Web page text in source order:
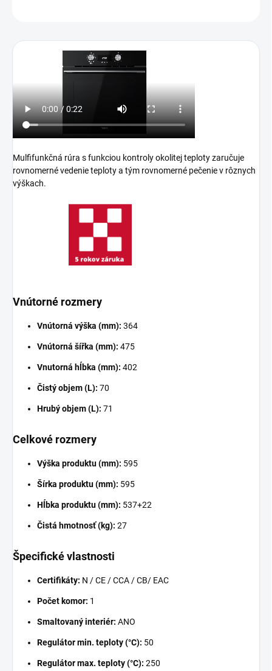
Mulfifunkčná rúra s funkciou kontroly okolitej teploty zaručuje
rovnomerné vedenie teploty a tým rovnomerné pečenie v rôznych
výškach.
Vnútorné rozmery
Vnútorná výška (mm): 364
Vnútorná šířka (mm): 475
Vnutorná hĺbka (mm): 402
Čistý objem (L): 70
Hrubý objem (L): 71
Celkové rozmery
Výška produktu (mm): 595
Šírka produktu (mm): 595
Hĺbka produktu (mm): 537+22
Čistá hmotnosť (kg): 27
Špecifické vlastnosti
Certifikáty: N / CE / CCA / CB/ EAC
Počet komor: 1
Smaltovaný interiér: ANO
Regulátor min. teploty (°C): 50
Regulátor max. teploty (°C): 250